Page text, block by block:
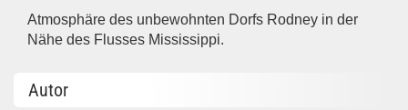
Atmosphäre des unbewohnten Dorfs Rodney in der
Nähe des Flusses Mississippi.
Autor